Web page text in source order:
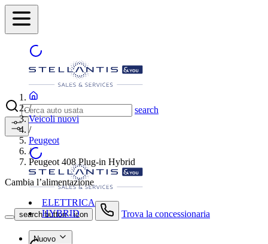
search
search button - icon Trova la concessionaria
Nuovo
/
Veicoli nuovi
/
Peugeot
/
Peugeot 408 Plug-in Hybrid
Cambia l’alimentazione
ELETTRICA
HYBRID